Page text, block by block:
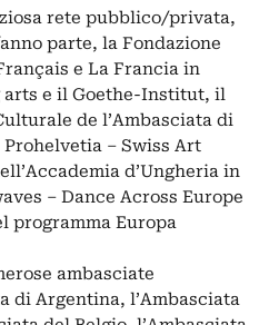
rete pubblico/privata,
parte, la Fondazione
e La Francia in
e il Goethe-Institut, il
de l’Ambasciata di
– Swiss Art
d’Ungheria in
– Dance Across Europe
programma Europa
ambasciate
di Argentina, l’Ambasciata